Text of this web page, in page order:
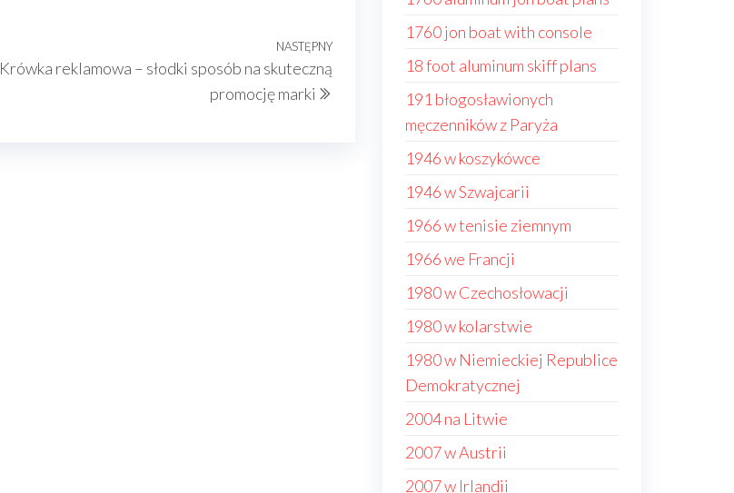
Następny
wpis
NASTĘPNY
Krówka reklamowa – słodki sposób na skuteczną
promocję marki
1760 jon boat with console
18 foot aluminum skiff plans
191 błogosławionych
męczenników z Paryża
1946 w koszykówce
1946 w Szwajcarii
1966 w tenisie ziemnym
1966 we Francji
1980 w Czechosłowacji
1980 w kolarstwie
1980 w Niemieckiej Republice
Demokratycznej
2004 na Litwie
2007 w Austrii
2007 w Irlandii